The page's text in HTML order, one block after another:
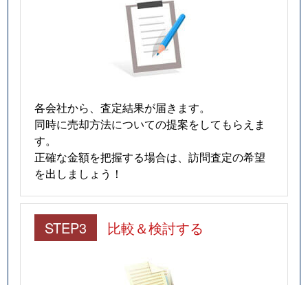
各会社から、査定結果が届きます。
同時に売却方法についての提案をしてもらえま
す。
正確な金額を把握する場合は、訪問査定の希望
を出しましょう！
STEP3 比較＆検討する